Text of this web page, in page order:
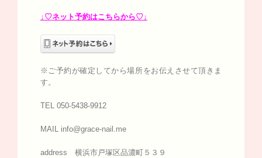
↓♡ネット予約はこちらから♡↓
※ご予約が確定してから場所をお伝えさせて頂きま
す。
TEL 050-5438-9912
MAIL info@grace-nail.me
address 横浜市戸塚区品濃町５３９